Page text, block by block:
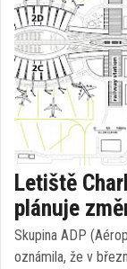
Letiště
plánuje
Skupina ADP
oznámila, že v